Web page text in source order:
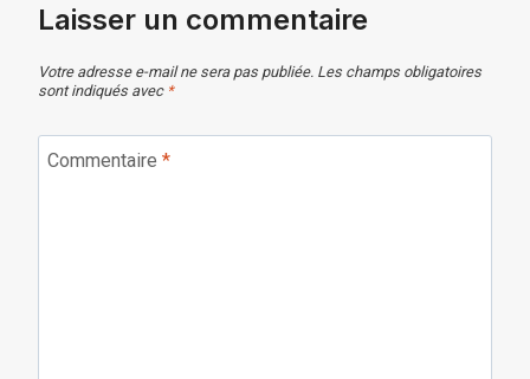
Laisser un commentaire
Votre adresse e-mail ne sera pas publiée. Les champs obligatoires
sont indiqués avec *
Commentaire *